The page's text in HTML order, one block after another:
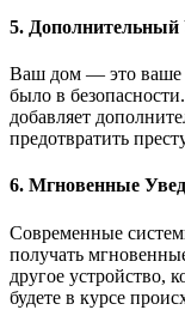
5.
Ваш дом — это ваше
было в
добавляет
предотвратить
6. Мгновенные
Современные
получать
другое устройство,
будете в курсе